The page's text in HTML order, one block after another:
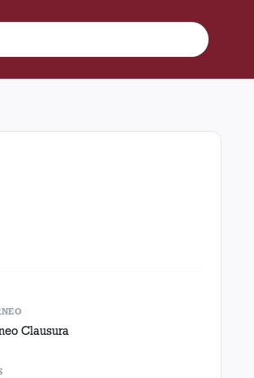
el estadio Ciudad De Lanús - Néstor
Clausura